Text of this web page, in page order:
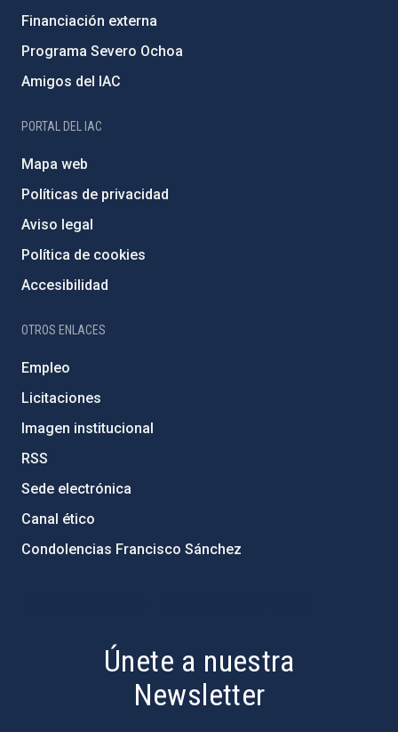
Financiación externa
Programa Severo Ochoa
Amigos del IAC
PORTAL DEL IAC
Mapa web
Políticas de privacidad
Aviso legal
Política de cookies
Accesibilidad
OTROS ENLACES
Empleo
Licitaciones
Imagen institucional
RSS
Sede electrónica
Canal ético
Condolencias Francisco Sánchez
Únete a nuestra
Newsletter